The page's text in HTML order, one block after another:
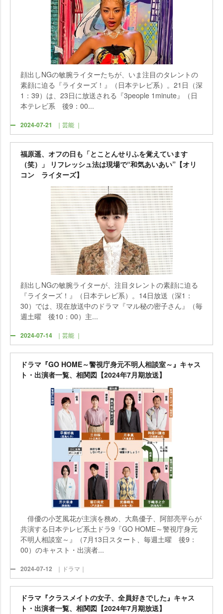
顔出しNGの敏腕ライターたちが、いま注目のタレントの
素顔に迫る『ライターズ！』（日本テレビ系）。21日（深
1：39）は、23日に放送される『3people 1minute』（日
本テレビ系 後9：00...
2024-07-21 ｜芸能 ｜
福原遥、オフの日も「とことんせりふを覚えています
（笑）」 リフレッシュ法は現場で“和気あいあい”【オリ
コン ライターズ】
顔出しNGの敏腕ライターが、注目タレントの素顔に迫る
『ライターズ！』（日本テレビ系）。14日放送（深1：
30）では、現在放送中のドラマ『マル秘の密子さん』（毎
週土曜 後10：00）主...
2024-07-14 ｜芸能 ｜
ドラマ『GO HOME～警視庁身元不明人相談室～』キャス
ト・出演者一覧、相関図【2024年7月期放送】
俳優の小芝風花が主演を務め、大島優子、阿部亮平らが
共演する日本テレビ系土ドラ9『GO HOME～警視庁身元
不明人相談室～』（7月13日スタート、毎週土曜 後9：
00）のキャスト・出演者...
2024-07-12 ｜ドラマ｜
ドラマ『クラスメイトの女子、全員好きでした』キャス
ト・出演者一覧、相関図【2024年7月期放送】